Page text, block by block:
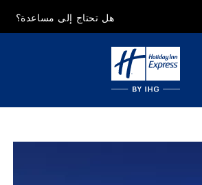
هل تحتاج إلى مساعدة؟